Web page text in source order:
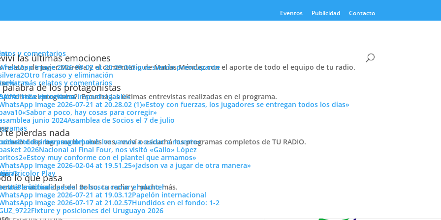
Eventos Publicidad Contacto
y comentarios
las últimas emociones
relatos de Javier Moreira y el comentario de Matías Méndez con el aporte de todo el equipo de tu radio.
Sigue siendo preocupante
Otro fracaso y eliminación
más relatos y comentarios
palabra de los protagonistas
perdiste el programa?. Escuchá las últimas entrevistas realizadas en el programa.
más entrevistas
«La victoria era impostergable»
«Estoy con fuerzas, los jugadores se entregan todos los días»
«Sabor a poco, hay cosas para corregir»
Asamblea de Socios el 7 de julio
te pierdas nada
del programa lo ponés vos, reviví o escuchá los programas completos de TU RADIO.
todos los programas
«Los intereses del club los vamos a cuidar a muerte»
Nacional al Final Four, nos visitó «Gallo» López
«Estoy muy conforme con el plantel que armamos»
«Jadson va a jugar de otra manera»
Play
lo que pasa
la actualidad del Bolso, tu radio y mucho más.
más noticias
Período de pases: se busca cerrar el plantel
Papelón internacional
Hundidos en el fondo: 1-2
Fixture y posiciones del Uruguayo 2026
es nuevo jugador Nacional.
un año.
Twitter
Cativelli